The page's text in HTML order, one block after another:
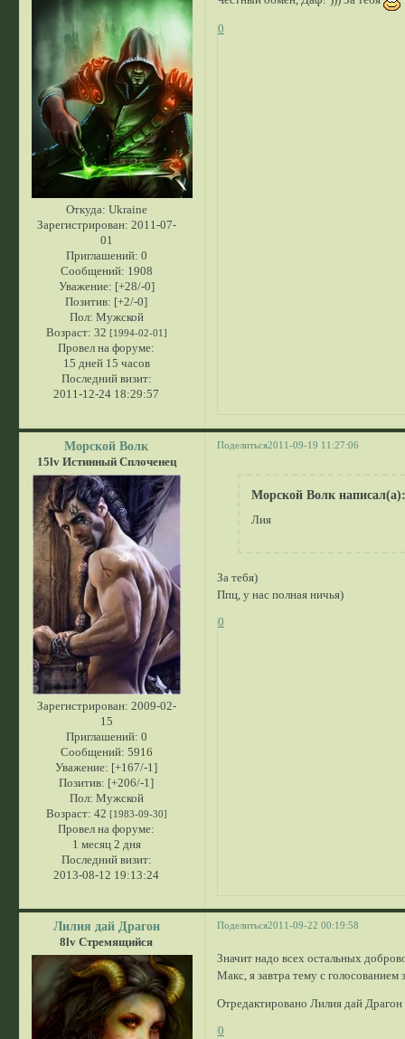
Откуда: Ukraine
Зарегистрирован: 2011-07-
01
Приглашений: 0
Сообщений: 1908
Уважение: [+28/-0]
Позитив: [+2/-0]
Пол: Мужской
Возраст: 32 [1994-02-01]
Провел на форуме:
15 дней 15 часов
Последний визит:
2011-12-24 18:29:57
0
Поделиться2011-09-19 11:27:06
Морской Волк
15lv Истинный Сплоченец
Зарегистрирован: 2009-02-
15
Приглашений: 0
Сообщений: 5916
Уважение: [+167/-1]
Позитив: [+206/-1]
Пол: Мужской
Возраст: 42 [1983-09-30]
Провел на форуме:
1 месяц 2 дня
Последний визит:
2013-08-12 19:13:24
Морской Волк написал(а):
Лия
За тебя)
Ппц, у нас полная ничья)
0
Поделиться2011-09-22 00:19:58
Лилия дай Драгон
8lv Стремящийся
Значит надо всех остальных
Макс, я завтра тему с голосованием
Отредактировано Лилия дай
0